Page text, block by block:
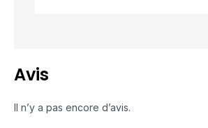
Avis
Il n’y a pas encore d’avis.